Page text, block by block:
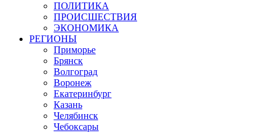
ПОЛИТИКА
ПРОИСШЕСТВИЯ
ЭКОНОМИКА
РЕГИОНЫ
Приморье
Брянск
Волгоград
Воронеж
Екатеринбург
Казань
Челябинск
Чебоксары